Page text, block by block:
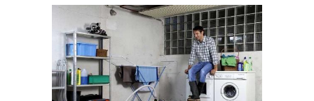
Погружной насос Насосы для колодцев